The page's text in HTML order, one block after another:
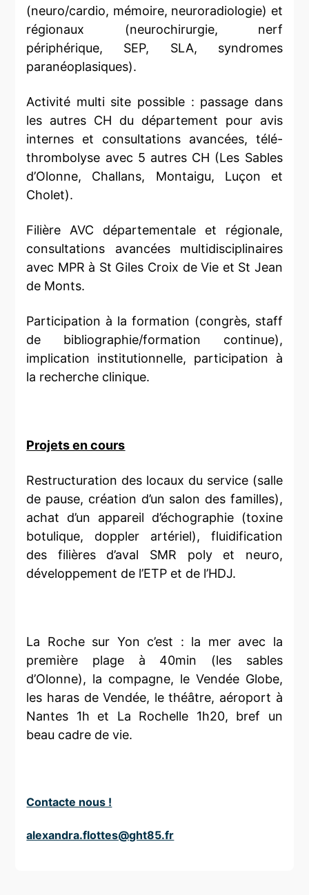
(neuro/cardio, mémoire, neuroradiologie) et
régionaux (neurochirurgie, nerf
périphérique, SEP, SLA, syndromes
paranéoplasiques).
Activité multi site possible : passage dans
les autres CH du département pour avis
internes et consultations avancées, télé-
thrombolyse avec 5 autres CH (Les Sables
d’Olonne, Challans, Montaigu, Luçon et
Cholet).
Filière AVC départementale et régionale,
consultations avancées multidisciplinaires
avec MPR à St Giles Croix de Vie et St Jean
de Monts.
Participation à la formation (congrès, staff
de bibliographie/formation continue),
implication institutionnelle, participation à
la recherche clinique.
Projets en cours
Restructuration des locaux du service (salle
de pause, création d’un salon des familles),
achat d’un appareil d’échographie (toxine
botulique, doppler artériel), fluidification
des filières d’aval SMR poly et neuro,
développement de l’ETP et de l’HDJ.
La Roche sur Yon c’est : la mer avec la
première plage à 40min (les sables
d’Olonne), la compagne, le Vendée Globe,
les haras de Vendée, le théâtre, aéroport à
Nantes 1h et La Rochelle 1h20, bref un
beau cadre de vie.
Contacte nous !
alexandra.flottes@ght85.fr